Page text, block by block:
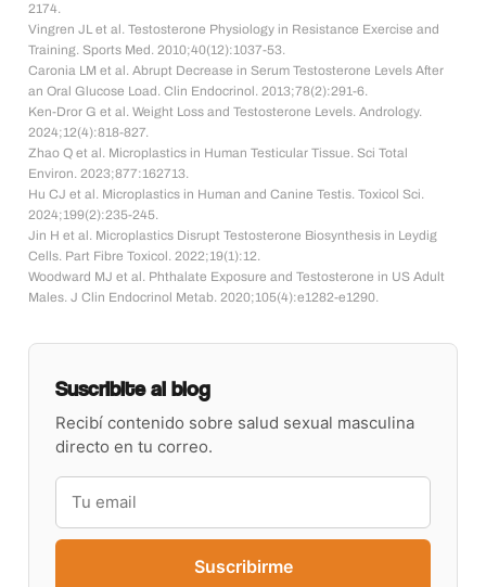
2174.
Vingren JL et al. Testosterone Physiology in Resistance Exercise and
Training. Sports Med. 2010;40(12):1037-53.
Caronia LM et al. Abrupt Decrease in Serum Testosterone Levels After
an Oral Glucose Load. Clin Endocrinol. 2013;78(2):291-6.
Ken-Dror G et al. Weight Loss and Testosterone Levels. Andrology.
2024;12(4):818-827.
Zhao Q et al. Microplastics in Human Testicular Tissue. Sci Total
Environ. 2023;877:162713.
Hu CJ et al. Microplastics in Human and Canine Testis. Toxicol Sci.
2024;199(2):235-245.
Jin H et al. Microplastics Disrupt Testosterone Biosynthesis in Leydig
Cells. Part Fibre Toxicol. 2022;19(1):12.
Woodward MJ et al. Phthalate Exposure and Testosterone in US Adult
Males. J Clin Endocrinol Metab. 2020;105(4):e1282-e1290.
Suscribite al blog
Recibí contenido sobre salud sexual masculina
directo en tu correo.
Suscribirme